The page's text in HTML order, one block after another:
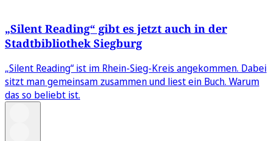
„Silent Reading“ gibt es jetzt auch in der
Stadtbibliothek Siegburg
„Silent Reading“ ist im Rhein-Sieg-Kreis angekommen. Dabei
sitzt man gemeinsam zusammen und liest ein Buch. Warum
das so beliebt ist.